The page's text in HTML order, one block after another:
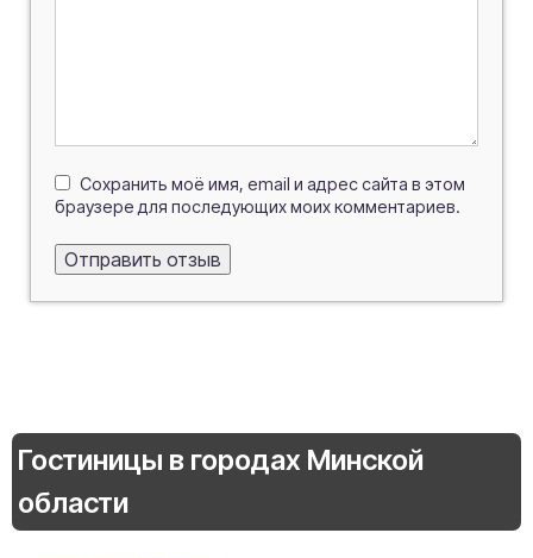
Сохранить моё имя, email и адрес сайта в этом
браузере для последующих моих комментариев.
Гостиницы в городах Минской
области